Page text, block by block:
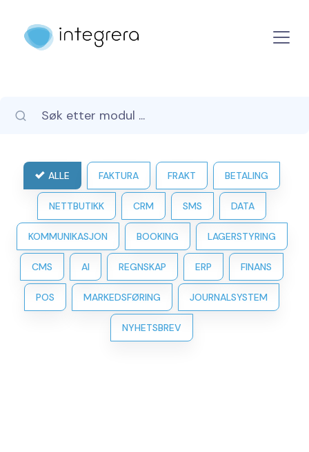
ALLE FAKTURA FRAKT BETALING
NETTBUTIKK CRM SMS DATA
KOMMUNIKASJON BOOKING LAGERSTYRING
CMS AI REGNSKAP ERP FINANS
POS MARKEDSFØRING JOURNALSYSTEM
NYHETSBREV